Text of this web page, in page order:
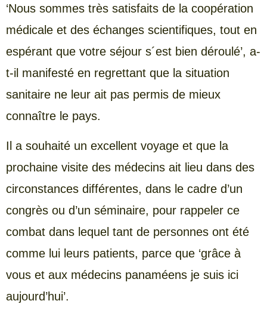
‘Nous sommes très satisfaits de la coopération
médicale et des échanges scientifiques, tout en
espérant que votre séjour s´est bien déroulé’, a-
t-il manifesté en regrettant que la situation
sanitaire ne leur ait pas permis de mieux
connaître le pays.
Il a souhaité un excellent voyage et que la
prochaine visite des médecins ait lieu dans des
circonstances différentes, dans le cadre d’un
congrès ou d’un séminaire, pour rappeler ce
combat dans lequel tant de personnes ont été
comme lui leurs patients, parce que ‘grâce à
vous et aux médecins panaméens je suis ici
aujourd’hui’.